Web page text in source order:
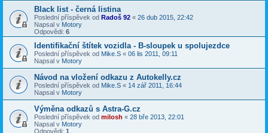
Black list - černá listina
Poslední příspěvek od Radoš 92 « 26 dub 2015, 22:42
Napsal v Motory
Odpovědi: 6
Identifikační štítek vozidla - B-sloupek u spolujezdce
Poslední příspěvek od Mike.S « 06 lis 2011, 09:11
Napsal v Motory
Návod na vložení odkazu z Autokelly.cz
Poslední příspěvek od Mike.S « 14 zář 2011, 16:44
Napsal v Motory
Výměna odkazů s Astra-G.cz
Poslední příspěvek od milosh « 28 bře 2013, 22:01
Napsal v Motory
Odpovědi: 1